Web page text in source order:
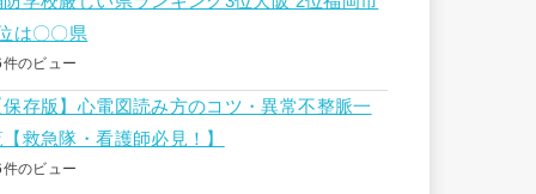
は〇〇県
件のビュー
保存版】心電図読み方のコツ・異常不整脈一
【救急隊・看護師必見！】
件のビュー